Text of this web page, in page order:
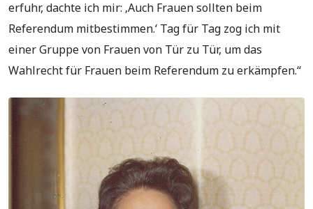
erfuhr, dachte ich mir: ‚Auch Frauen sollten beim
Referendum mitbestimmen.‘ Tag für Tag zog ich mit
einer Gruppe von Frauen von Tür zu Tür, um das
Wahlrecht für Frauen beim Referendum zu erkämpfen.“